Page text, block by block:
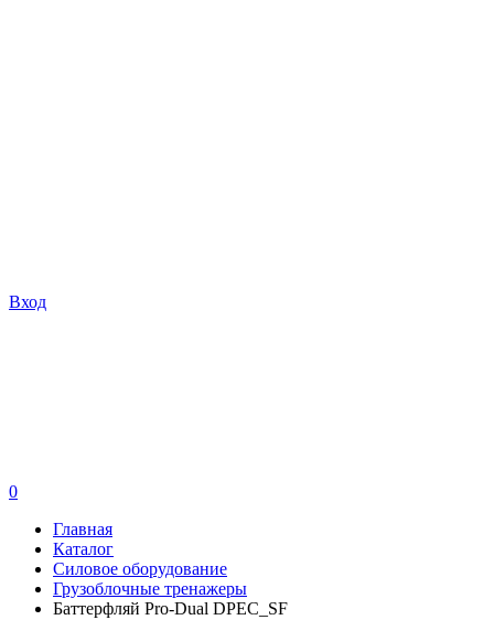
Вход
0
Главная
Каталог
Силовое оборудование
Грузоблочные тренажеры
Баттерфляй Pro-Dual DPEC_SF